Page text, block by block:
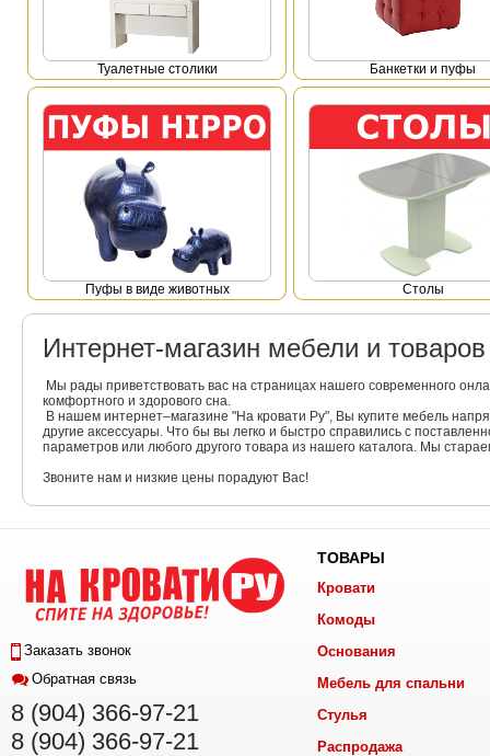
Туалетные столики Банкетки и пуфы
Пуфы в виде животных Столы
Интернет-магазин мебели и
Мы рады приветствовать вас на страницах нашего современного
комфортного и здорового сна.
В нашем интернет–магазине "На кровати Ру", Вы купите мебель
другие аксессуары. Что бы вы легко и быстро справились с
параметров или любого другого товара из нашего каталога. Мы
Звоните нам и низкие цены порадуют Вас!
Заказать звонок
Обратная связь
8 (904) 366-97-21
8 (904) 366-97-21
ТОВАРЫ
Кровати
Комоды
Основания
Мебель для спальни
Стулья
Распродажа